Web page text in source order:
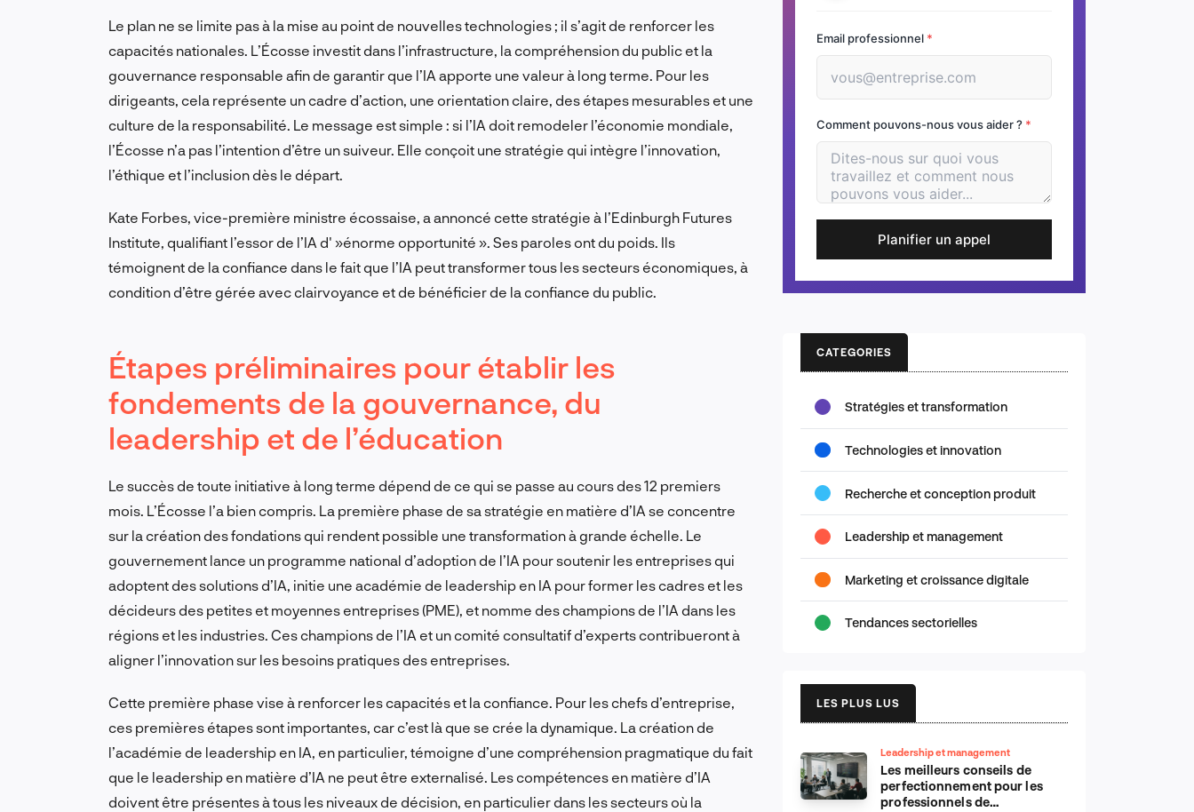
Le plan ne se limite pas à la mise au point de nouvelles technologies ; il s’agit de renforcer les
capacités nationales. L’Écosse investit dans l’infrastructure, la compréhension du public et la
gouvernance responsable afin de garantir que l’IA apporte une valeur à long terme. Pour les
dirigeants, cela représente un cadre d’action, une orientation claire, des étapes mesurables et une
culture de la responsabilité. Le message est simple : si l’IA doit remodeler l’économie mondiale,
l’Écosse n’a pas l’intention d’être un suiveur. Elle conçoit une stratégie qui intègre l’innovation,
l’éthique et l’inclusion dès le départ.
Kate Forbes, vice-première ministre écossaise, a annoncé cette stratégie à l’Edinburgh Futures
Institute, qualifiant l’essor de l’IA d' »énorme opportunité ». Ses paroles ont du poids. Ils
témoignent de la confiance dans le fait que l’IA peut transformer tous les secteurs économiques, à
condition d’être gérée avec clairvoyance et de bénéficier de la confiance du public.
Étapes préliminaires pour établir les
fondements de la gouvernance, du
leadership et de l’éducation
Le succès de toute initiative à long terme dépend de ce qui se passe au cours des 12 premiers
mois. L’Écosse l’a bien compris. La première phase de sa stratégie en matière d’IA se concentre
sur la création des fondations qui rendent possible une transformation à grande échelle. Le
gouvernement lance un programme national d’adoption de l’IA pour soutenir les entreprises qui
adoptent des solutions d’IA, initie une académie de leadership en IA pour former les cadres et les
décideurs des petites et moyennes entreprises (PME), et nomme des champions de l’IA dans les
régions et les industries. Ces champions de l’IA et un comité consultatif d’experts contribueront à
aligner l’innovation sur les besoins pratiques des entreprises.
Cette première phase vise à renforcer les capacités et la confiance. Pour les chefs d’entreprise,
ces premières étapes sont importantes, car c’est là que se crée la dynamique. La création de
l’académie de leadership en IA, en particulier, témoigne d’une compréhension pragmatique du fait
que le leadership en matière d’IA ne peut être externalisé. Les compétences en matière d’IA
doivent être présentes à tous les niveaux de décision, en particulier dans les secteurs où la
Email professionnel *
Comment pouvons-nous vous aider ? *
Planifier un appel
CATEGORIES
Stratégies et transformation
Technologies et innovation
Recherche et conception produit
Leadership et management
Marketing et croissance digitale
Tendances sectorielles
LES PLUS LUS
Leadership et management
Les meilleurs conseils de
perfectionnement pour les
professionnels de